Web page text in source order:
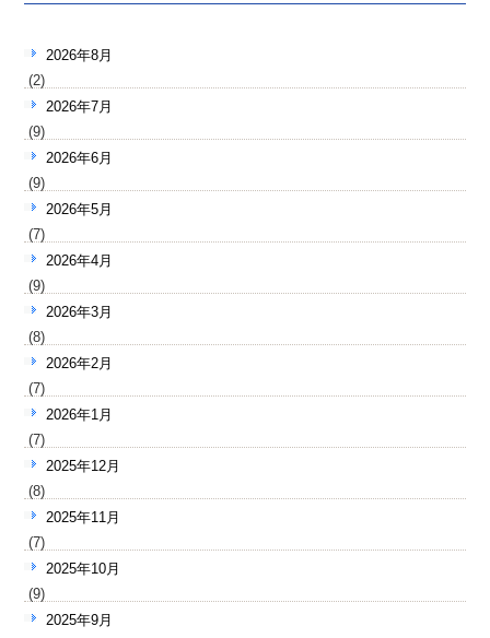
2026年8月
(2)
2026年7月
(9)
2026年6月
(9)
2026年5月
(7)
2026年4月
(9)
2026年3月
(8)
2026年2月
(7)
2026年1月
(7)
2025年12月
(8)
2025年11月
(7)
2025年10月
(9)
2025年9月